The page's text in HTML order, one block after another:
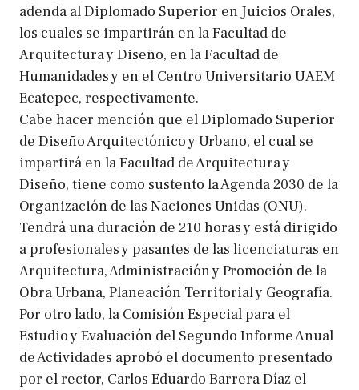
adenda al Diplomado Superior en Juicios Orales,
los cuales se impartirán en la Facultad de
Arquitectura y Diseño, en la Facultad de
Humanidades y en el Centro Universitario UAEM
Ecatepec, respectivamente.
Cabe hacer mención que el Diplomado Superior
de Diseño Arquitectónico y Urbano, el cual se
impartirá en la Facultad de Arquitectura y
Diseño, tiene como sustento la Agenda 2030 de la
Organización de las Naciones Unidas (ONU).
Tendrá una duración de 210 horas y está dirigido
a profesionales y pasantes de las licenciaturas en
Arquitectura, Administración y Promoción de la
Obra Urbana, Planeación Territorial y Geografía.
Por otro lado, la Comisión Especial para el
Estudio y Evaluación del Segundo Informe Anual
de Actividades aprobó el documento presentado
por el rector, Carlos Eduardo Barrera Díaz el